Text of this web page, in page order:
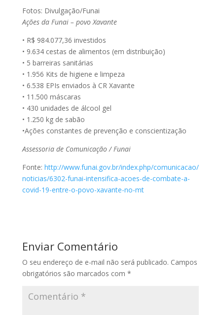
Fotos: Divulgação/Funai
Ações da Funai – povo Xavante
• R$ 984.077,36 investidos
• 9.634 cestas de alimentos (em distribuição)
• 5 barreiras sanitárias
• 1.956 Kits de higiene e limpeza
• 6.538 EPIs enviados à CR Xavante
• 11.500 máscaras
• 430 unidades de álcool gel
• 1.250 kg de sabão
•Ações constantes de prevenção e conscientização
Assessoria de Comunicação / Funai
Fonte: http://www.funai.gov.br/index.php/comunicacao/
noticias/6302-funai-intensifica-acoes-de-combate-a-
covid-19-entre-o-povo-xavante-no-mt
Enviar Comentário
O seu endereço de e-mail não será publicado. Campos
obrigatórios são marcados com *